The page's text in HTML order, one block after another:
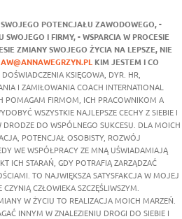
POTENCJAŁU ZAWODOWEGO,-
SWOJEGO I FIRMY,- WSPARCIA W PROCESIE
ZMIANY SWOJEGO ŻYCIA NA LEPSZE, NIE
AW@ANNAWEGRZYN.PL KIM JESTEM I CO
KSIĘGOWA, DYR. HR,
I ZAMIŁOWANIA COACH INTERNATIONAL
POMAGAM FIRMOM, ICH PRACOWNIKOM A
WSZYSTKIE NAJLEPSZE CECHY Z SIEBIE I
DO WSPÓLNEGO SUKCESU. DLA MOICH
POTENCJAŁ OSOBISTY, ROZWÓJ
WE WSPÓŁPRACY ZE MNĄ UŚWIADAMIAJĄ
ICH STARAŃ, GDY POTRAFIĄ ZARZĄDZAĆ
TO NAJWIĘKSZA SATYSFAKCJA W MOJEJ
CZŁOWIEKA SZCZĘŚLIWSZYM.
W ŻYCIU TO REALIZACJA MOICH MARZEŃ.
INNYM W ZNALEZIENIU DROGI DO SIEBIE I